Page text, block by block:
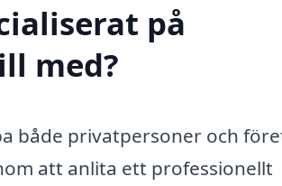
på
med?
både privatpersoner och
att anlita ett professionellt